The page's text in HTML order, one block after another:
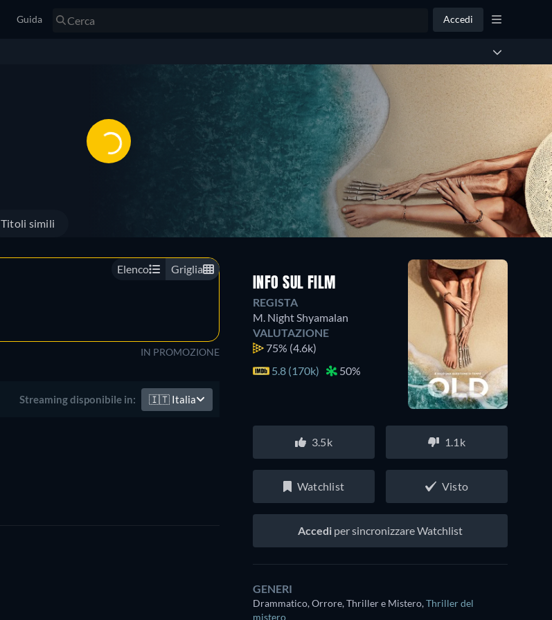
Guida Accedi
Titoli simili
Elenco Griglia
IN PROMOZIONE
Streaming disponibile in: 🇮🇹 Italia
INFO SUL FILM
REGISTA
M. Night Shyamalan
VALUTAZIONE
75% (4.6k)
5.8 (170k)
50%
3.5k 1.1k
Watchlist Visto
Accedi per sincronizzare Watchlist
GENERI
Drammatico, Orrore, Thriller e Mistero,Thriller del
mistero